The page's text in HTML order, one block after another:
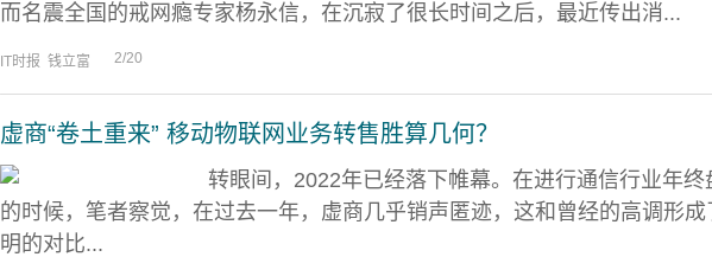
而名震全国的戒网瘾专家杨永信，在沉寂了很长时间之后，最近传出消...
IT时报 钱立富 2/20
虚商“卷土重来” 移动物联网业务转售胜算几何？
转眼间，2022年已经落下帷幕。在进行通信行业年终
的时候，笔者察觉，在过去一年，虚商几乎销声匿迹，这和曾经的高调形成
明的对比...